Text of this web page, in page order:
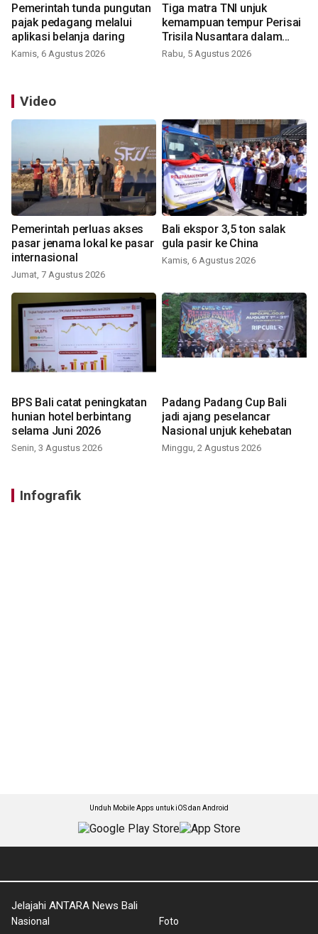
Pemerintah tunda pungutan
pajak pedagang melalui
aplikasi belanja daring
Kamis, 6 Agustus 2026
Tiga matra TNI unjuk
kemampuan tempur Perisai
Trisila Nusantara dalam
latihan di Kepri
Rabu, 5 Agustus 2026
Video
Pemerintah perluas akses
pasar jenama lokal ke pasar
internasional
Jumat, 7 Agustus 2026
Bali ekspor 3,5 ton salak
gula pasir ke China
Kamis, 6 Agustus 2026
BPS Bali catat peningkatan
hunian hotel berbintang
selama Juni 2026
Senin, 3 Agustus 2026
Padang Padang Cup Bali
jadi ajang peselancar
Nasional unjuk kehebatan
Minggu, 2 Agustus 2026
Infografik
Unduh Mobile Apps untuk iOS dan Android
Jelajahi ANTARA News Bali
Nasional
Foto